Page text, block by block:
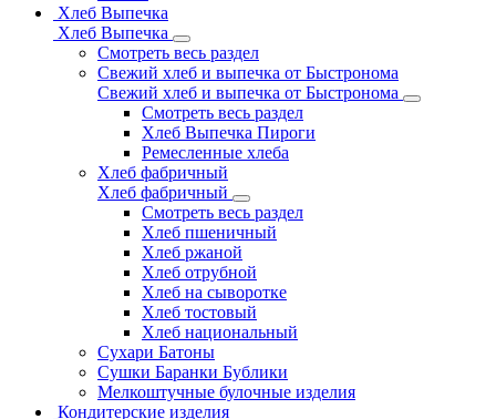
Хлеб Выпечка
Хлеб Выпечка
Смотреть весь раздел
Свежий хлеб и выпечка от Быстронома
Свежий хлеб и выпечка от Быстронома
Смотреть весь раздел
Хлеб Выпечка Пироги
Ремесленные хлеба
Хлеб фабричный
Хлеб фабричный
Смотреть весь раздел
Хлеб пшеничный
Хлеб ржаной
Хлеб отрубной
Хлеб на сыворотке
Хлеб тостовый
Хлеб национальный
Сухари Батоны
Сушки Баранки Бублики
Мелкоштучные булочные изделия
Кондитерские изделия